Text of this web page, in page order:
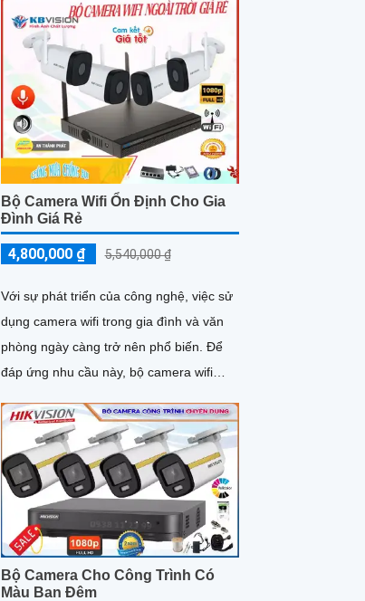
chi tiết và rõ nét
Bộ Camera Wifi Ổn Định Cho Gia
Đình Giá Rẻ
4,800,000 ₫ 5,540,000 ₫
Với sự phát triển của công nghệ, việc sử
dụng camera wifi trong gia đình và văn
phòng ngày càng trở nên phổ biến. Để
đáp ứng nhu cầu này, bộ camera wifi
phải chăng và chất lượng ổn định
Bộ Camera Cho Công Trình Có
Màu Ban Đêm